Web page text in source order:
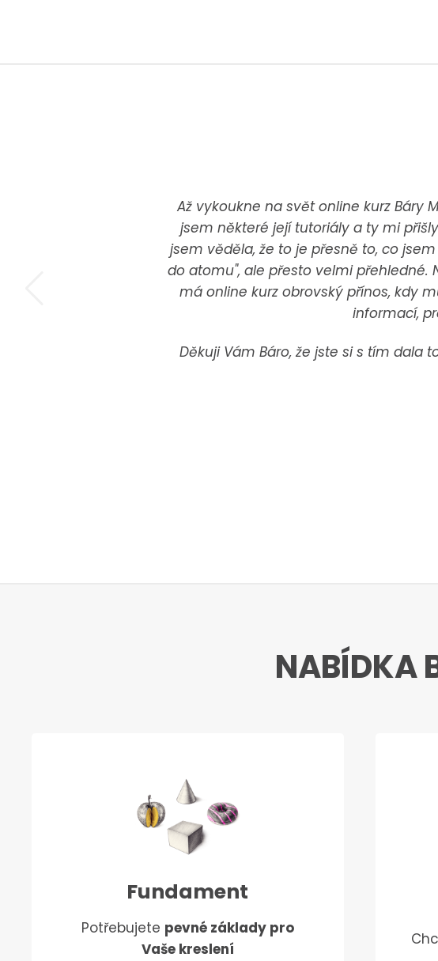
Až vykoukne na svět online kurz Báry
jsem některé její tutoriály a ty mi
jsem věděla, že to je přesně to, co
do atomu", ale přesto velmi přehledné.
má online kurz obrovský přínos, kdy
informací,
Děkuji Vám Báro, že jste si s tím dala
NABÍDKA
Fundament
Potřebujete pevné základy pro
Vaše kreslení